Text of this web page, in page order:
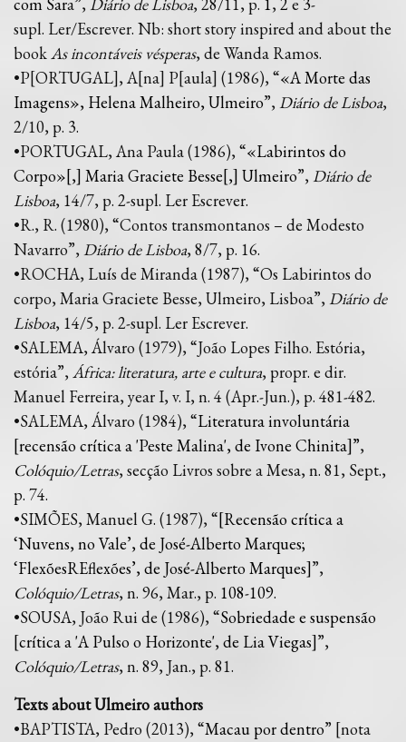
com Sara”, Diário de Lisboa, 28/11, p. 1, 2e 3-
supl. Ler/Escrever. Nb: short story inspired and about the
bookAs incontáveis vésperas, de Wanda Ramos.
•P[ORTUGAL], A[na] P[aula] (1986), “«A Morte das
Imagens», Helena Malheiro, Ulmeiro”, Diário de Lisboa,
2/10, p. 3.
•PORTUGAL, Ana Paula (1986), “«Labirintos do
Corpo»[,] Maria Graciete Besse[,] Ulmeiro”, Diário de
Lisboa, 14/7, p. 2-supl. Ler Escrever.
•R., R. (1980), “Contos transmontanos – de Modesto
Navarro”, Diário de Lisboa, 8/7, p. 16.
•ROCHA, Luís de Miranda (1987), “Os Labirintos do
corpo, Maria Graciete Besse, Ulmeiro, Lisboa”, Diário de
Lisboa, 14/5, p. 2-supl. Ler Escrever.
•SALEMA, Álvaro (1979), “João Lopes Filho. Estória,
estória”, África: literatura, arte e cultura, propr. e dir.
Manuel Ferreira, year I, v. I, n. 4 (Apr.-Jun.), p. 481-482.
•SALEMA, Álvaro (1984), “Literatura involuntária
[recensão crítica a 'Peste Malina', de Ivone Chinita]”,
Colóquio/Letras, secção Livros sobre a Mesa, n. 81, Sept.,
p. 74.
•SIMÕES, Manuel G. (1987), “[Recensão crítica a
‘Nuvens, no Vale’, de José-Alberto Marques;
‘FlexõesREflexões’, de José-Alberto Marques]”,
Colóquio/Letras, n. 96, Mar., p. 108-109.
•SOUSA, João Rui de (1986), “Sobriedade e suspensão
[crítica a 'A Pulso o Horizonte', de Lia Viegas]”,
Colóquio/Letras, n. 89, Jan., p. 81.
Texts about Ulmeiro authors
•BAPTISTA, Pedro (2013), “Macau por dentro” [nota